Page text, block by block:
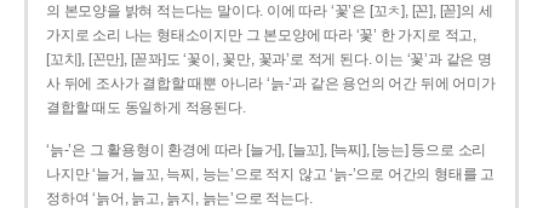
의 본모양을 밝혀 적는다는 말이다. 이에 따라 ‘꽃’은 [꼬ㅊ], [꼰], [꼳]의 세
가지로 소리 나는 형태소이지만 그 본모양에 따라 ‘꽃’ 한 가지로 적고,
[꼬치], [꼰만], [꼳꽈]도 ‘꽃이, 꽃만, 꽃과’로 적게 된다. 이는 ‘꽃’과 같은 명
사 뒤에 조사가 결합할 때뿐 아니라 ‘늙-’과 같은 용언의 어간 뒤에 어미가
결합할 때도 동일하게 적용된다.
‘늙-’은 그 활용형이 환경에 따라 [늘거], [늘꼬], [늑찌], [능는] 등으로 소리
나지만 ‘늘거, 늘꼬, 늑찌, 능는’으로 적지 않고 ‘늙-’으로 어간의 형태를 고
정하여 ‘늙어, 늙고, 늙지, 늙는’으로 적는다.